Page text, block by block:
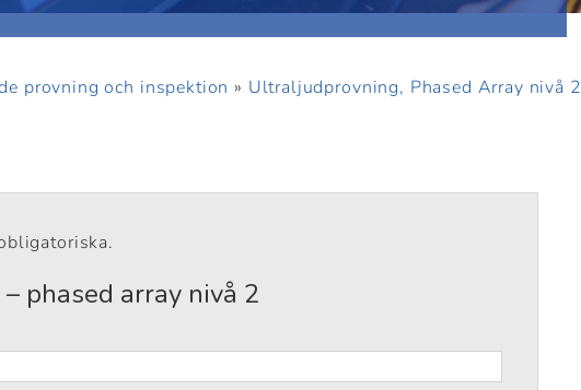
provning och inspektion » Ultraljudprovning, Phased Array nivå 2
phased array nivå 2